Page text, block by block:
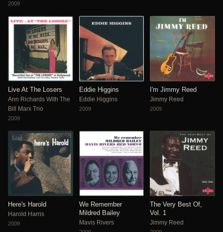
2009
Live At The Losers
Ann Richards With The
Bill Marx Trio
2009
Eddie Higgins
Eddie Higgins
2009
I'm Jimmy Reed
Jimmy Reed
2009
Here's Harold
Harold Harris
2009
We Remember
Mildred Bailey
Mavis Rivers
The Very Best Of,
Vol. 1
Jimmy Reed